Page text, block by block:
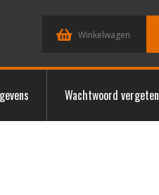
Winkelwagen
Wachtwoord vergeten